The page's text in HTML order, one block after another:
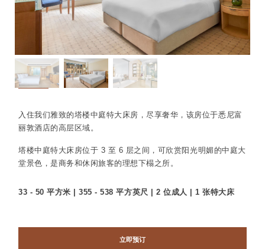
入住我们雅致的塔楼中庭特大床房，尽享奢华，该房位于悉尼富
丽敦酒店的高层区域。
塔楼中庭特大床房位于 3 至 6 层之间，可欣赏阳光明媚的中庭大
堂景色，是商务和休闲旅客的理想下榻之所。
33 - 50 平方米 | 355 - 538 平方英尺 | 2 位成人 | 1 张特大床
立即预订